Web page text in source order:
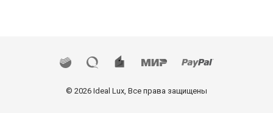
© 2026 Ideal Lux, Все права защищены